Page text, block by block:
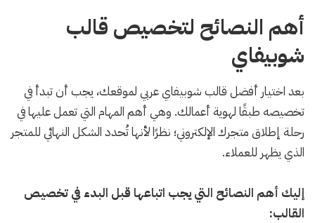
أهم النصائح لتخصيص قالب
شوبيفاي
بعد اختيار أفضل قالب شوبيفاي عربي لموقعك، يجب أن تبدأ في
تخصيصه طبقًا لهوية أعمالك. وهي أهم المهام التي تعمل عليها في
رحلة إطلاق متجرك الإلكتروني؛ نظرًا لأنها تُحدد الشكل النهائي للمتجر
الذي يظهر للعملاء.
إليك أهم النصائح التي يجب اتباعها قبل البدء في تخصيص
القالب: